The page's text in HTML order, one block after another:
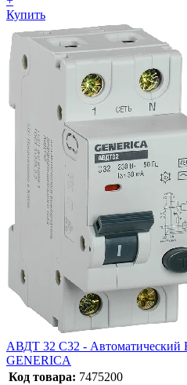
Купить
АВДТ 32 C32 - Автоматический
GENERICA
Код товара: 7475200